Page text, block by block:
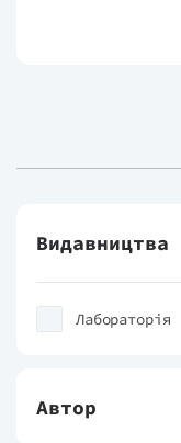
Видавництва
Лабораторія
Автор